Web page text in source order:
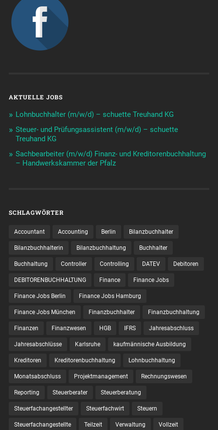
AKTUELLE JOBS
Lohnbuchhalter (m/w/d) – schuette Treuhand KG
Steuer- und Prüfungsassistent (m/w/d) – schuette
Treuhand KG
Sachbearbeiter (m/w/d) Finanz- und Kreditorenbuchhaltung
– Handwerkskammer der Pfalz
SCHLAGWÖRTER
Accountant Accounting Berlin Bilanzbuchhalter
Bilanzbuchhalterin Bilanzbuchhaltung Buchhalter
Buchhaltung Controller Controlling DATEV Debitoren
DEBITORENBUCHHALTUNG Finance Finance Jobs
Finance Jobs Berlin Finance Jobs Hamburg
Finance Jobs München Finanzbuchhalter Finanzbuchhaltung
Finanzen Finanzwesen HGB IFRS Jahresabschluss
Jahresabschlüsse Karlsruhe kaufmännische Ausbildung
Kreditoren Kreditorenbuchhaltung Lohnbuchhaltung
Monatsabschluss Projektmanagement Rechnungswesen
Reporting Steuerberater Steuerberatung
Steuerfachangestellter Steuerfachwirt Steuern
Steuer­fach­ange­stellte Teilzeit Verwaltung Vollzeit